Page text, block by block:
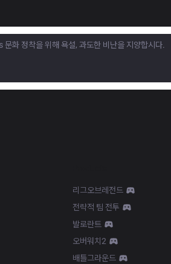
리그오브레전드
전략적 팀 전투
발로란트
오버워치2
배틀그라운드